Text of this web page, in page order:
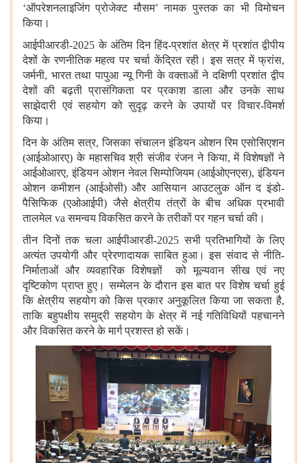
‘ऑपरेशनलाइजिंग प्रोजेक्ट मौसम’ नामक पुस्तक का भी विमोचन
किया।
आईपीआरडी-2025 के अंतिम दिन हिंद-प्रशांत क्षेत्र में प्रशांत द्वीपीय
देशों के रणनीतिक महत्व पर चर्चा केंद्रित रही। इस सत्र में फ्रांस,
जर्मनी, भारत तथा पापुआ न्यू गिनी के वक्ताओं ने दक्षिणी प्रशांत द्वीप
देशों की बढ़ती प्रासंगिकता पर प्रकाश डाला और उनके साथ
साझेदारी एवं सहयोग को सुदृढ़ करने के उपायों पर विचार-विमर्श
किया।
दिन के अंतिम सत्र, जिसका संचालन इंडियन ओशन रिम एसोसिएशन
(आईओआरए) के महासचिव श्री संजीव रंजन ने किया, में विशेषज्ञों ने
आईओआरए, इंडियन ओशन नेवल सिम्पोजियम (आईओएनएस), इंडियन
ओशन कमीशन (आईओसी) और आसियान आउटलुक ऑन द इंडो-
पैसिफिक (एओआईपी) जैसे क्षेत्रीय तंत्रों के बीच अधिक प्रभावी
तालमेल vaसमन्वय विकसित करने के तरीकों पर गहन चर्चा की।
तीन दिनों तक चला आईपीआरडी-2025 सभी प्रतिभागियों के लिए
अत्यंत उपयोगी और प्रेरणादायक साबित हुआ। इस संवाद से नीति-
निर्माताओं और व्यवहारिक विशेषज्ञों को मूल्यवान सीख एवं नए
दृष्टिकोण प्राप्त हुए। सम्मेलन के दौरान इस बात पर विशेष चर्चा हुई
कि क्षेत्रीय सहयोग को किस प्रकार अनुकूलित किया जा सकता है,
ताकि बहुपक्षीय समुद्री सहयोग के क्षेत्र में नई गतिविधियों पहचानने
और विकसित करने के मार्ग प्रशस्त हो सकें।